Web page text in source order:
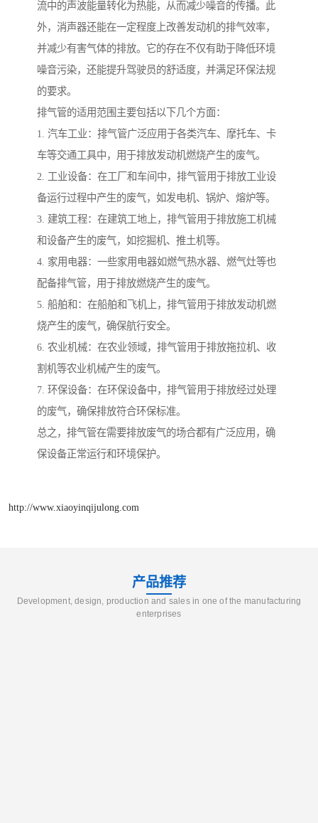
流中的声波能量转化为热能，从而减少噪音的传播。此
外，消声器还能在一定程度上改善发动机的排气效率，
并减少有害气体的排放。它的存在不仅有助于降低环境
噪音污染，还能提升驾驶员的舒适度，并满足环保法规
的要求。
排气管的适用范围主要包括以下几个方面：
1. 汽车工业：排气管广泛应用于各类汽车、摩托车、卡
车等交通工具中，用于排放发动机燃烧产生的废气。
2. 工业设备：在工厂和车间中，排气管用于排放工业设
备运行过程中产生的废气，如发电机、锅炉、熔炉等。
3. 建筑工程：在建筑工地上，排气管用于排放施工机械
和设备产生的废气，如挖掘机、推土机等。
4. 家用电器：一些家用电器如燃气热水器、燃气灶等也
配备排气管，用于排放燃烧产生的废气。
5. 船舶和：在船舶和飞机上，排气管用于排放发动机燃
烧产生的废气，确保航行安全。
6. 农业机械：在农业领域，排气管用于排放拖拉机、收
割机等农业机械产生的废气。
7. 环保设备：在环保设备中，排气管用于排放经过处理
的废气，确保排放符合环保标准。
总之，排气管在需要排放废气的场合都有广泛应用，确
保设备正常运行和环境保护。
http://www.xiaoyinqijulong.com
产品推荐
Development, design, production and sales in one of the manufacturing
enterprises